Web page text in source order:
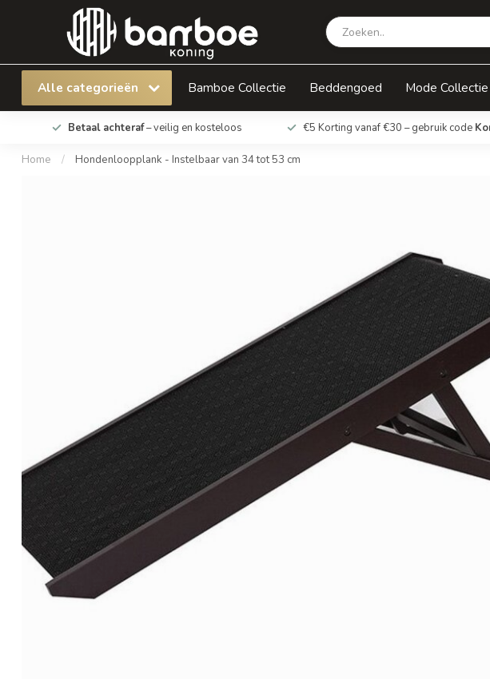
Alle categorieën Bamboe Collectie Beddengoed Mode Collectie
Betaal achteraf– veilig en kosteloos €5 Korting vanaf €30 – gebruik code
Home / Hondenloopplank - Instelbaar van 34 tot 53 cm
Hondenloopplank - Instelbaar van 34 tot 53 cm